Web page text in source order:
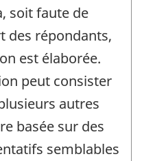
soit faute de
des répondants,
est élaborée.
peut consister
autres
basée sur des
semblables